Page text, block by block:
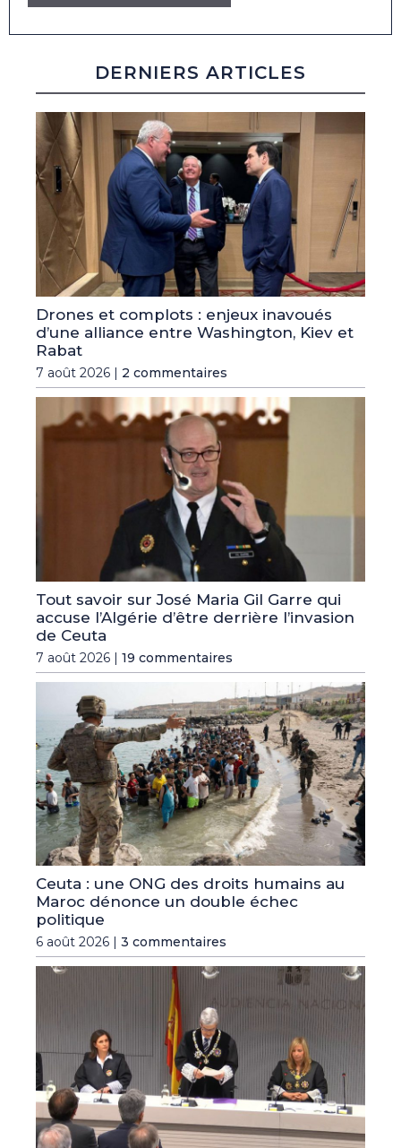
DERNIERS ARTICLES
Drones et complots : enjeux inavoués
d’une alliance entre Washington, Kiev et
Rabat
7 août 2026 | 2 commentaires
Tout savoir sur José Maria Gil Garre qui
accuse l’Algérie d’être derrière l’invasion
de Ceuta
7 août 2026 | 19 commentaires
Ceuta : une ONG des droits humains au
Maroc dénonce un double échec
politique
6 août 2026 | 3 commentaires